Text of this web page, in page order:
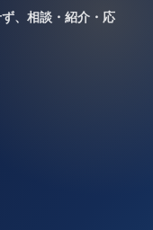
、相談・紹介・応